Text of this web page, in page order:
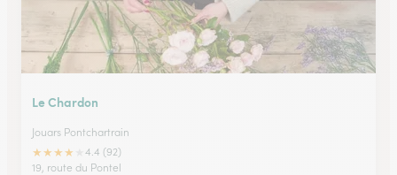
Le Chardon
Jouars Pontchartrain
★★★★
4.4 (92)
19, route du Pontel